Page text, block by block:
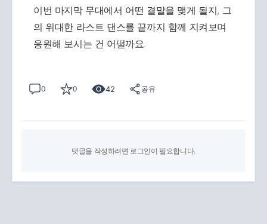
이번 마지막 무대에서 어떤 결말을 맺게 될지, 그
의 위대한 라스트 댄스를 끝까지 함께 지켜보며
응원해 보시는 건 어떨까요.
0 0 42 공유
댓글을 작성하려면 로그인이 필요합니다.